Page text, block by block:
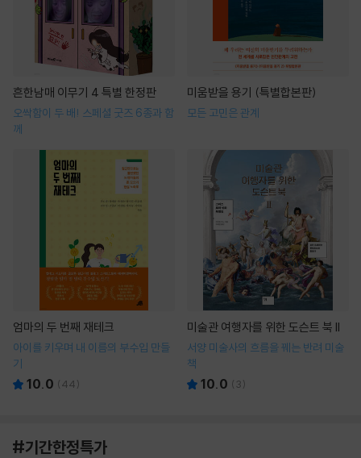
흔한남매 이무기 4 특별 한정판
오싹함이 두 배! 스페셜 굿즈 6종과 함
께
미움받을 용기 (특별합본판)
모든 고민은 관계
엄마의 두 번째 재테크
아이를 키우며 내 이름의 부수입 만들
기
10.0 (44)
미술관 여행자를 위한 도슨트 북 II
서양 미술사의 흐름을 꿰는 반려 미술
책
10.0 ( 3)
#기간한정특가